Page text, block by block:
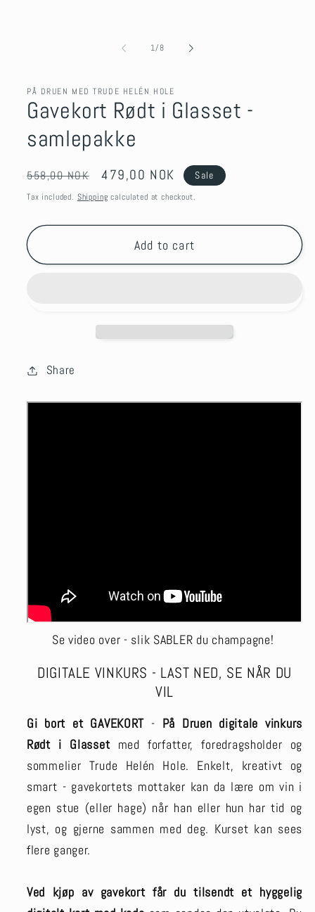
1/of8
PÅ DRUEN MED TRUDE HELÉN HOLE
Gavekort Rødt i Glasset -
samlepakke
Regular
price
558,00 NOK
Sale
price
479,00 NOK Sale
Tax included. Shipping calculated at checkout.
Add to cart
Share
Se video over - slik SABLER du champagne!
DIGITALE VINKURS - LAST NED, SE NÅR DU
VIL
Gi bort et GAVEKORT - På Druen digitale vinkurs
Rødt i Glasset med forfatter, foredragsholder og
sommelier Trude Helén Hole. Enkelt, kreativt og
smart - gavekortets mottaker kan da lære om vin i
egen stue (eller hage) når han eller hun har tid og
lyst, og gjerne sammen med deg. Kurset kan sees
flere ganger.
Ved kjøp av gavekort får du tilsendt et hyggelig